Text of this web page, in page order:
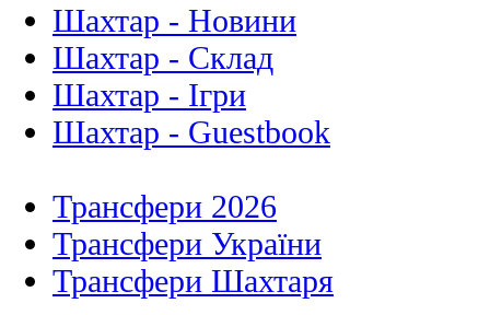
Шахтар - Новини
Шахтар - Склад
Шахтар - Ігри
Шахтар - Guestbook
Трансфери 2026
Трансфери України
Трансфери Шахтаря